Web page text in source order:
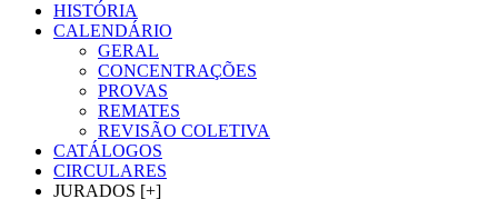
HISTÓRIA
CALENDÁRIO
GERAL
CONCENTRAÇÕES
PROVAS
REMATES
REVISÃO COLETIVA
CATÁLOGOS
CIRCULARES
JURADOS [+]